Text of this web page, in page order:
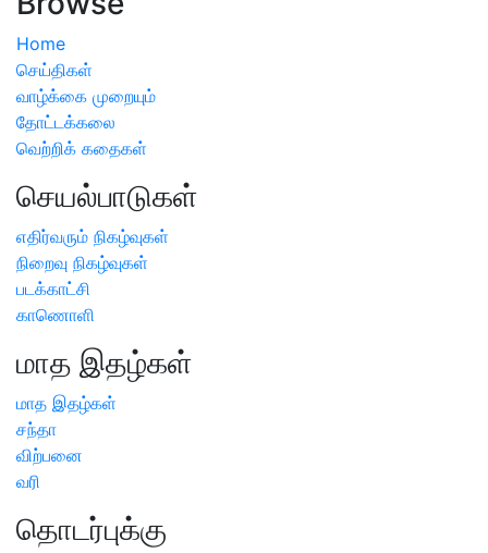
Home
செய்திகள்
வாழ்க்கை முறையும்
தோட்டக்கலை
வெற்றிக் கதைகள்
செயல்பாடுகள்
எதிர்வரும் நிகழ்வுகள்
நிறைவு நிகழ்வுகள்
படக்காட்சி
காணொளி
மாத இதழ்கள்
மாத இதழ்கள்
சந்தா
விற்பனை
வரி
தொடர்புக்கு